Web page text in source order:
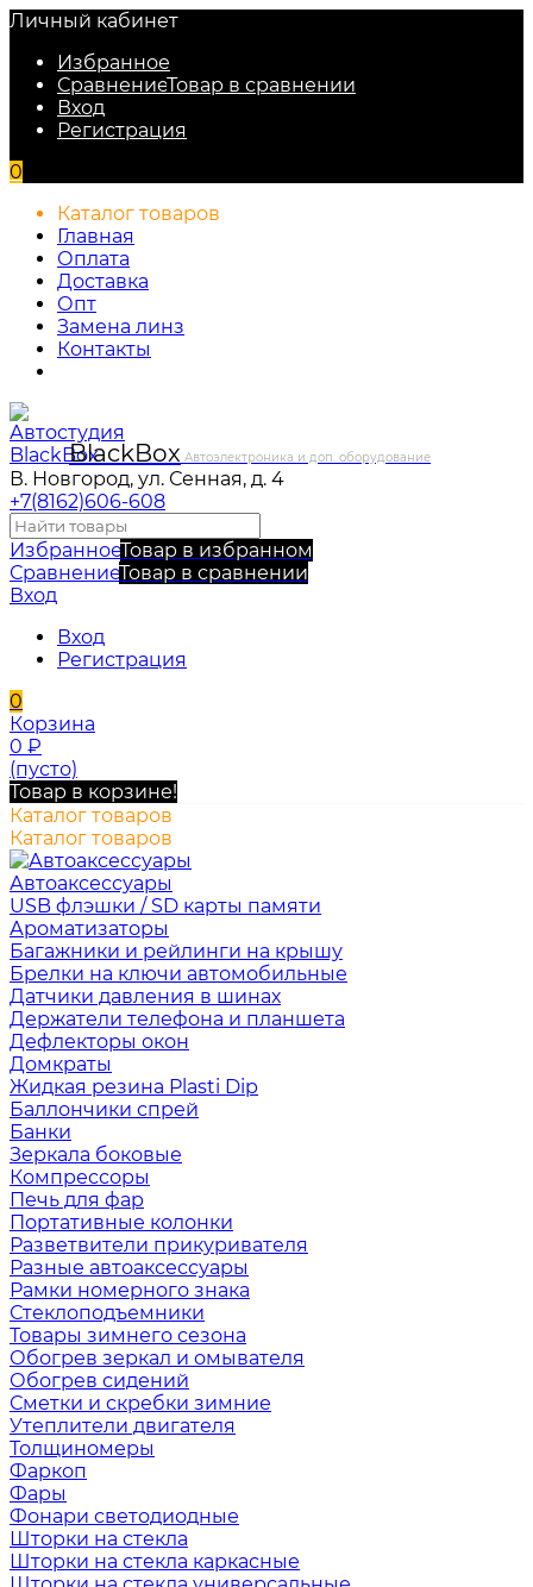
Личный кабинет
Избранное
СравнениеТовар в сравнении
Вход
Регистрация
0
Каталог товаров
Главная
Оплата
Доставка
Опт
Замена линз
Контакты
BlackBox Автоэлектроника и доп. оборудование
В. Новгород, ул. Сенная, д. 4
+7(8162)606-608
ИзбранноеТовар в избранном
СравнениеТовар в сравнении
Вход
Вход
Регистрация
0
Корзина
0 ₽
(пусто)
Товар в корзине!
Каталог товаров
Каталог товаров
Автоаксессуары
USB флэшки / SD карты памяти
Ароматизаторы
Багажники и рейлинги на крышу
Брелки на ключи автомобильные
Датчики давления в шинах
Держатели телефона и планшета
Дефлекторы окон
Домкраты
Жидкая резина Plasti Dip
Баллончики спрей
Банки
Зеркала боковые
Компрессоры
Печь для фар
Портативные колонки
Разветвители прикуривателя
Разные автоаксессуары
Рамки номерного знака
Стеклоподъемники
Товары зимнего сезона
Обогрев зеркал и омывателя
Обогрев сидений
Сметки и скребки зимние
Утеплители двигателя
Толщиномеры
Фаркоп
Фары
Фонари светодиодные
Шторки на стекла
Шторки на стекла каркасные